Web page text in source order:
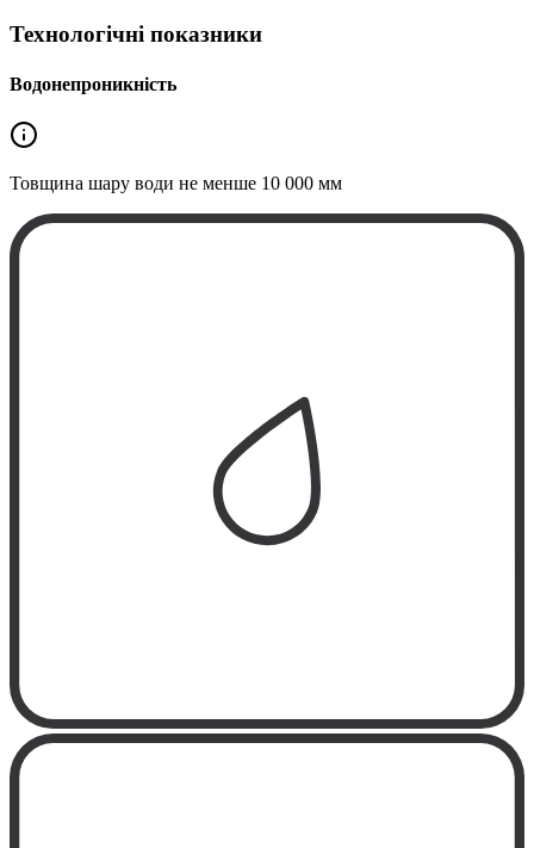
Технологічні показники
Водонепроникність
Товщина шару води не менше 10 000 мм